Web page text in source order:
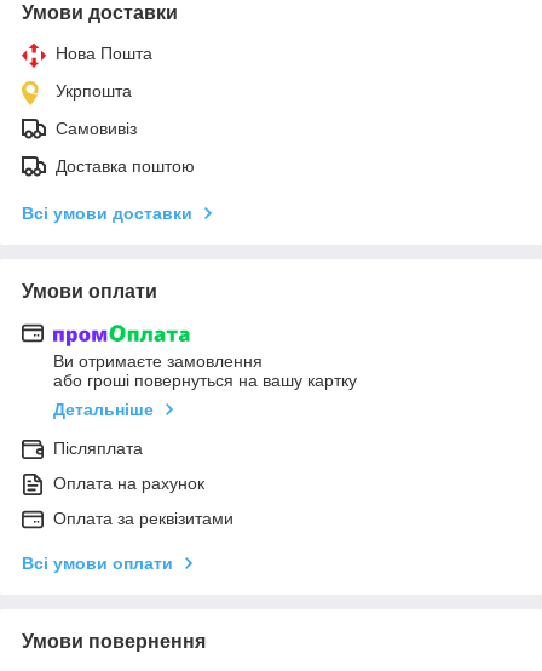
Умови доставки
Нова Пошта
Укрпошта
Самовивіз
Доставка поштою
Всі умови доставки
Умови оплати
Ви отримаєте замовлення
або гроші повернуться на вашу картку
Детальніше
Післяплата
Оплата на рахунок
Оплата за реквізитами
Всі умови оплати
Умови повернення